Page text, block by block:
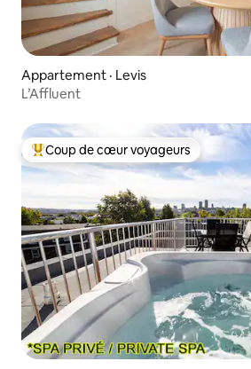
Appartement · Levis
L’Affluent
Coup de cœur voyageurs parmi les
Coup de cœur voyageurs